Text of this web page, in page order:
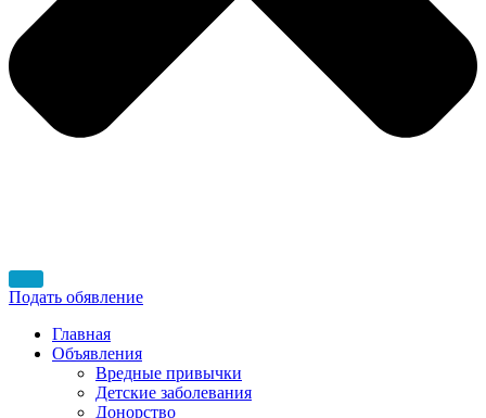
Подать обявление
Главная
Объявления
Вредные привычки
Детские заболевания
Донорство